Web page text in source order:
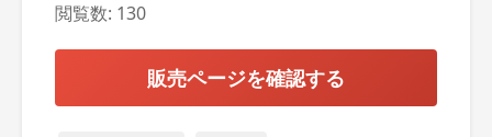
閲覧数: 130
販売ページを確認する